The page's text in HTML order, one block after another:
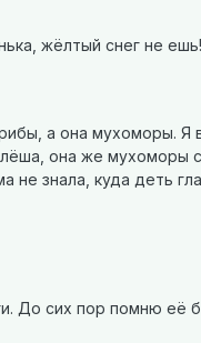
жёлтый снег не
а она мухоморы. Я
она же мухоморы
знала, куда деть
До сих пор помню её